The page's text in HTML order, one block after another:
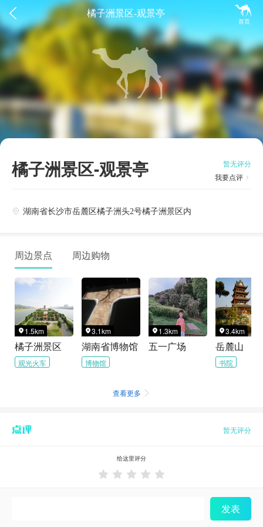
 
首页
橘子洲景区-观景亭
橘子洲景区-观景亭
暂无评分
我要点评 
 湖南省长沙市岳麓区橘子洲头2号橘子洲景区内
周边景点 周边购物
 1.5km
橘子洲景区
观光火车
3.1km
湖南省博物馆
博物馆
 1.3km
五一广场
3.4km
岳麓山
书院
查看更多 
暂无评分
给这里评分
    
发表